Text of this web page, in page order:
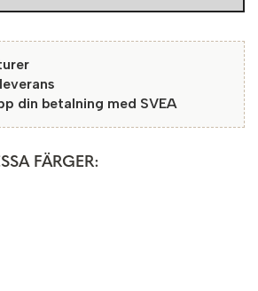
din betalning med SVEA
FÄRGER: